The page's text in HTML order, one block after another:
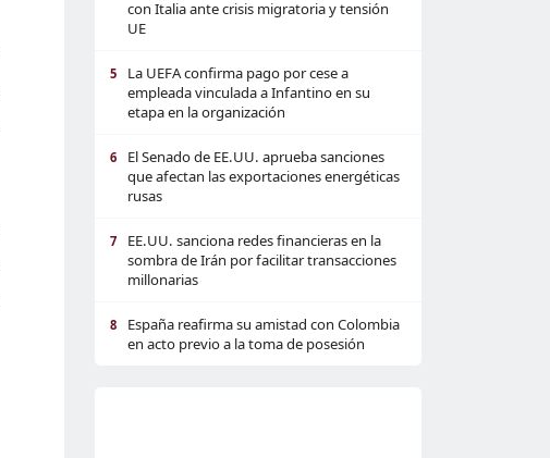
con Italia ante crisis migratoria y tensión
UE
5
La UEFA confirma pago por cese a
empleada vinculada a Infantino en su
etapa en la organización
6
El Senado de EE.UU. aprueba sanciones
que afectan las exportaciones energéticas
rusas
7
EE.UU. sanciona redes financieras en la
sombra de Irán por facilitar transacciones
millonarias
8
España reafirma su amistad con Colombia
en acto previo a la toma de posesión